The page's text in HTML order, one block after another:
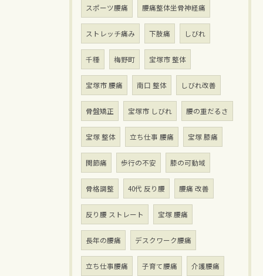
スポーツ腰痛 腰痛整体坐骨神経痛
ストレッチ痛み 下肢痛 しびれ
千種 梅野町 宝塚市 整体
宝塚市 腰痛 南口 整体 しびれ改善
骨盤矯正 宝塚市 しびれ 腰の重だるさ
宝塚 整体 立ち仕事 腰痛 宝塚 膝痛
関節痛 歩行の不安 膝の可動域
骨格調整 40代 反り腰 腰痛 改善
反り腰 ストレート 宝塚 腰痛
長年の腰痛 デスクワーク腰痛
立ち仕事腰痛 子育て腰痛 介護腰痛